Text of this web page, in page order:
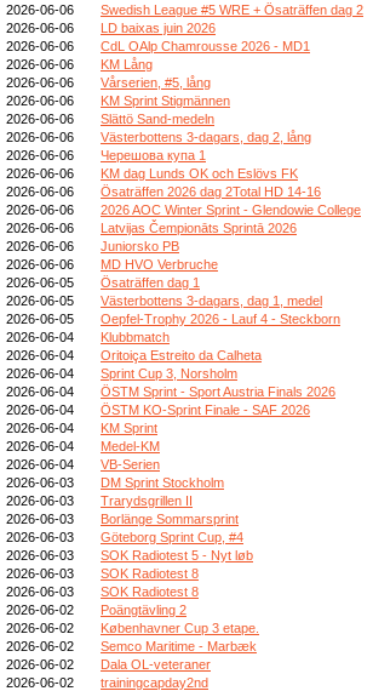
2026-06-06
Swedish League #5 WRE + Ösaträffen dag 2
2026-06-06
LD baixas juin 2026
2026-06-06
CdL OAlp Chamrousse 2026 - MD1
2026-06-06
KM Lång
2026-06-06
Vårserien, #5, lång
2026-06-06
KM Sprint Stigmännen
2026-06-06
Slättö Sand-medeln
2026-06-06
Västerbottens 3-dagars, dag 2, lång
2026-06-06
Черешова купа 1
2026-06-06
KM dag Lunds OK och Eslövs FK
2026-06-06
Ösaträffen 2026 dag 2Total HD 14-16
2026-06-06
2026 AOC Winter Sprint - Glendowie College
2026-06-06
Latvijas Čempionāts Sprintā 2026
2026-06-06
Juniorsko PB
2026-06-06
MD HVO Verbruche
2026-06-05
Ösaträffen dag 1
2026-06-05
Västerbottens 3-dagars, dag 1, medel
2026-06-05
Oepfel-Trophy 2026 - Lauf 4 - Steckborn
2026-06-04
Klubbmatch
2026-06-04
Oritoiça Estreito da Calheta
2026-06-04
Sprint Cup 3, Norsholm
2026-06-04
ÖSTM Sprint - Sport Austria Finals 2026
2026-06-04
ÖSTM KO-Sprint Finale - SAF 2026
2026-06-04
KM Sprint
2026-06-04
Medel-KM
2026-06-04
VB-Serien
2026-06-03
DM Sprint Stockholm
2026-06-03
Trarydsgrillen II
2026-06-03
Borlänge Sommarsprint
2026-06-03
Göteborg Sprint Cup, #4
2026-06-03
SOK Radiotest 5 - Nyt løb
2026-06-03
SOK Radiotest 8
2026-06-03
SOK Radiotest 8
2026-06-02
Poängtävling 2
2026-06-02
Københavner Cup 3 etape.
2026-06-02
Semco Maritime - Marbæk
2026-06-02
Dala OL-veteraner
2026-06-02
trainingcapday2nd